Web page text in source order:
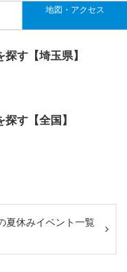
地図・アクセス
す【埼玉県】
す【全国】
夏休みイベント一覧